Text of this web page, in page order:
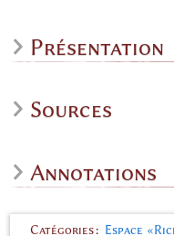
Présentation
Sources
Annotations
Catégories: Espace